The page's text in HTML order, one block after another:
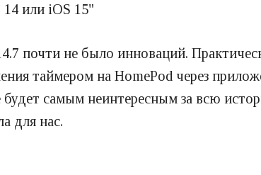
14 или iOS 15"
почти не было инноваций.
таймером на HomePod через
самым неинтересным за всю
для нас.